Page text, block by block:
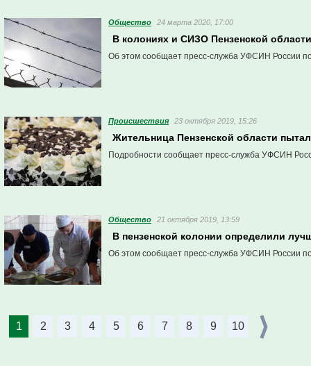
Общество 24 марта 2020, 17:00
В колониях и СИЗО Пензенской
Об этом сообщает пресс-служба УФСИН России
Проиcшествия 23 октября 2019, 15:26
Жительница Пензенской области
Подробности сообщает пресс-служба УФСИН
Общество 21 октября 2019, 13:59
В пензенской колонии определили
Об этом сообщает пресс-служба УФСИН России
1 2 3 4 5 6 7 8 9 10